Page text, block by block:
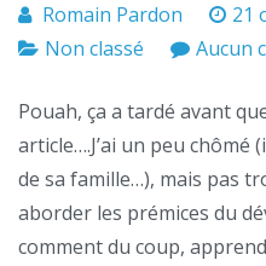
Romain Pardon
21
Non classé
Aucun
Pouah, ça a tardé avant
article….J’ai un peu chômé
de sa famille…), mais pas
aborder les prémices du
comment du coup,